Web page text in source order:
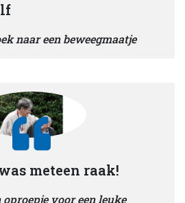
naar een beweegmaatje
meteen raak!
voor een leuke